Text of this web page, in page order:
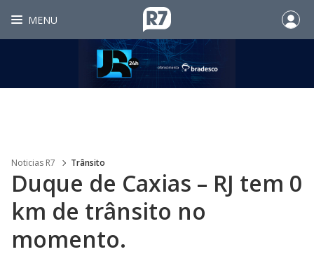
MENU
Noticias R7 Trânsito
Duque de Caxias – RJ tem 0
km de trânsito no
momento.